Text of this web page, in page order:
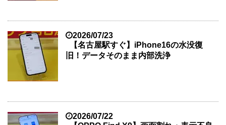
2026/07/23
【名古屋駅すぐ】iPhone16の水没復
旧！データそのまま内部洗浄
2026/07/22